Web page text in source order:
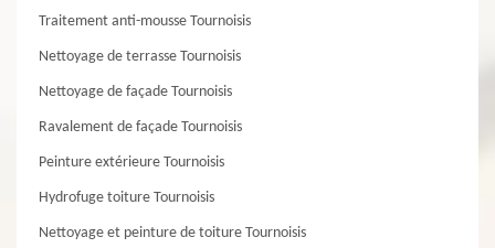
Traitement anti-mousse Tournoisis
Nettoyage de terrasse Tournoisis
Nettoyage de façade Tournoisis
Ravalement de façade Tournoisis
Peinture extérieure Tournoisis
Hydrofuge toiture Tournoisis
Nettoyage et peinture de toiture Tournoisis